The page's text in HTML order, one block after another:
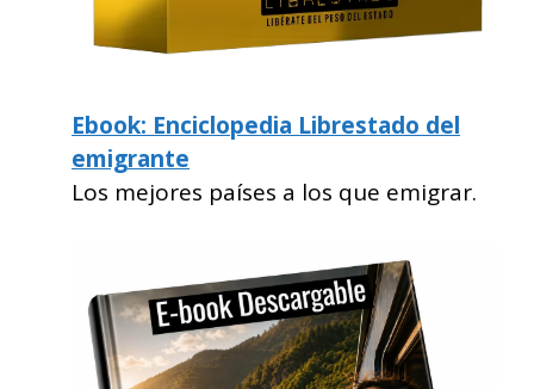
Ebook: Enciclopedia Librestado del
emigrante
Los mejores países a los que emigrar.